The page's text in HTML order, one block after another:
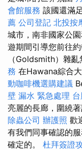
會館服務 該國還滿
薦 公司登記 北投按
城市，南非國家公園
遊期間引導您前往
（Goldsmith）雜
務 在Hawana綜合
動咖啡機選購建議
壁 漏水 緊急處理
亮麗的長廊，圍繞
除蟲公司 辦護照 歡
有我們同事確認的
確定的。 杜拜簽證